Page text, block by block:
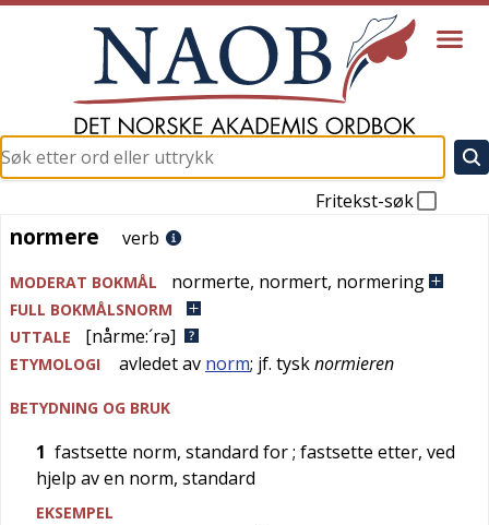
Fritekst-søk
normere
normere verb
MODERAT BOKMÅL normerte, normert, normering
FULL BOKMÅLSNORM
UTTALE
[nårme:´rə]
ETYMOLOGI avledet av norm; jf. tysknormieren
BETYDNING OG BRUK
1 fastsette norm, standard for; fastsette etter, ved
hjelp av en norm, standard
EKSEMPEL